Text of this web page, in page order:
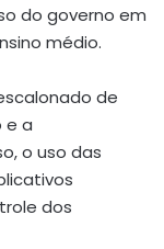
do governo em
médio.
de
e a
o uso das
dos